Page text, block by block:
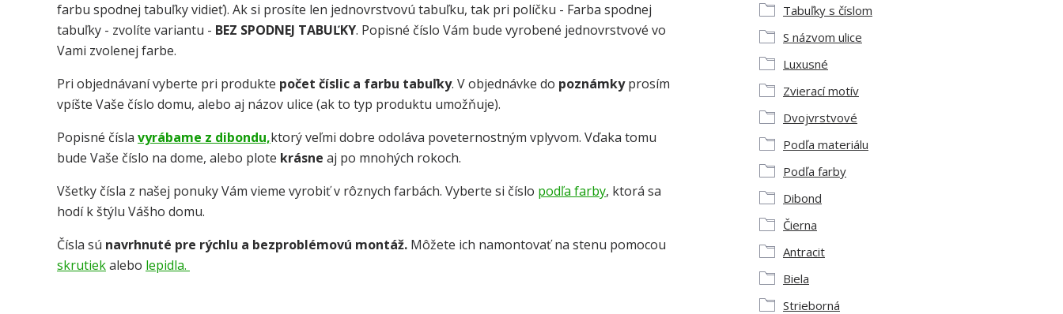
farbu spodnej tabuľky vidieť). Ak si prosíte len jednovrstvovú tabuľku, tak pri políčku - Farba spodnej
tabuľky - zvolíte variantu - BEZ SPODNEJ TABUĽKY. Popisné číslo Vám bude vyrobené jednovrstvové vo
Vami zvolenej farbe.
Pri objednávaní vyberte pri produkte počet číslic a farbu tabuľky. V objednávke do poznámkyprosím
vpíšte Vaše číslo domu, alebo aj názov ulice (ak to typ produktu umožňuje).
Popisné čísla vyrábame z dibondu,ktorý veľmi dobre odoláva poveternostným vplyvom. Vďaka tomu
bude Vaše číslo na dome, alebo plote krásne aj po mnohých rokoch.
Všetky čísla z našej ponuky Vám vieme vyrobiť v rôznych farbách. Vyberte si číslo podľa farby, ktorá sa
hodí k štýlu Vášho domu.
Čísla sú navrhnuté pre rýchlu a bezproblémovú montáž. Môžete ich namontovať na stenu pomocou
skrutiekalebo lepidla.
Tabuľky s číslom
S názvom ulice
Luxusné
Zvierací motív
Dvojvrstvové
Podľa materiálu
Podľa farby
Dibond
Čierna
Antracit
Biela
Strieborná